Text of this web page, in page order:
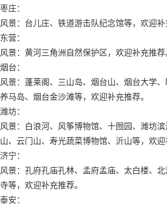
枣庄：
风景：台儿庄、铁道游击队纪念馆等，欢迎补
东营：
风景：黄河三角洲自然保护区，欢迎补充推荐
烟台：
风景：蓬莱阁、三山岛、烟台山、烟台大学、
养马岛、烟台金沙滩等，欢迎补充推荐。
潍坊：
风景：白浪河、风筝博物馆、十囫园、潍坊
山、云门山、寿光蔬菜博物馆、沂山等，欢迎
济宁：
风景：孔府孔庙孔林、孟府孟庙、太白楼、
寺等，欢迎补充推荐。
泰安：